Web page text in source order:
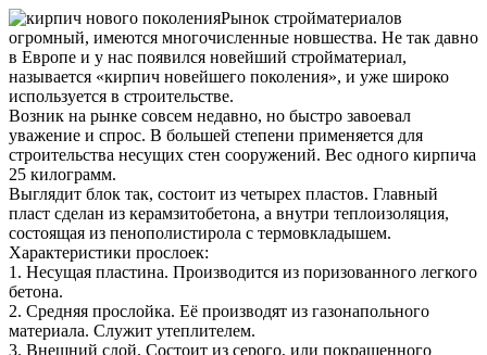
личный менеджер в стройдисконте "Мидгард"
качественной и недорогой отделки фасада
Рынок стройматериалов
огромный, имеются многочисленные новшества. Не так давно
в Европе и у нас появился новейший стройматериал,
называется «кирпич новейшего поколения», и уже широко
используется в строительстве.
Возник на рынке совсем недавно, но быстро завоевал
уважение и спрос. В большей степени применяется для
строительства несущих стен сооружений. Вес одного кирпича
25 килограмм.
Выглядит блок так, состоит из четырех пластов. Главный
пласт сделан из керамзитобетона, а внутри теплоизоляция,
состоящая из пенополистирола с термовкладышем.
Характеристики прослоек:
1. Несущая пластина. Производится из поризованного легкого
бетона.
2. Средняя прослойка. Её производят из газонапольного
материала. Служит утеплителем.
3. Внешний слой. Состоит из серого, или покрашенного